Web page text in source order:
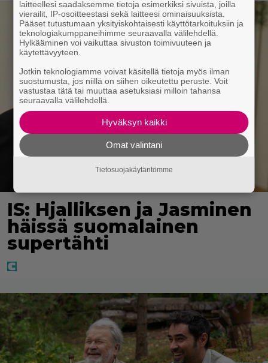
IS: Hjalliksen ja Jasminen
häissä suomalainen
supertähti
laitteellesi saadaksemme tietoja esimerkiksi sivuista, joilla
vierailit, IP-osoitteestasi sekä laitteesi ominaisuuksista.
Pääset tutustumaan yksityiskohtaisesti käyttötarkoituksiin ja
teknologiakumppaneihimme seuraavalla välilehdellä.
Hylkääminen voi vaikuttaa sivuston toimivuuteen ja
käytettävyyteen.
Jotkin teknologiamme voivat käsitellä tietoja myös ilman
suostumusta, jos niillä on siihen oikeutettu peruste. Voit
vastustaa tätä tai muuttaa asetuksiasi milloin tahansa
seuraavalla välilehdellä.
Hyväksyn kaikki
Omat valintani
Tietosuojakäytäntömme